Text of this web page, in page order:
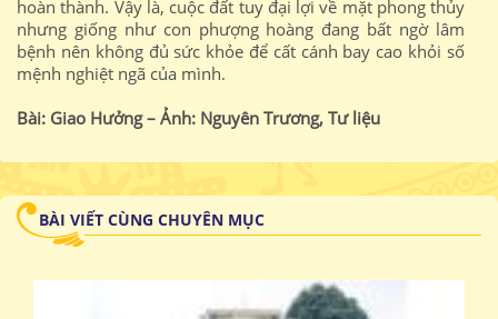
hoàn thành. Vậy là, cuộc đất tuy đại lợi về mặt phong thủy
nhưng giống như con phượng hoàng đang bất ngờ lâm
bệnh nên không đủ sức khỏe để cất cánh bay cao khỏi số
mệnh nghiệt ngã của mình.
Bài: Giao Hưởng – Ảnh: Nguyên Trương, Tư liệu
BÀI VIẾT CÙNG CHUYÊN MỤC